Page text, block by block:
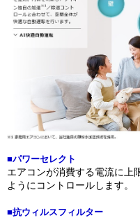
■パワーセレクト
エアコンが消費する電流に上
ようにコントロールします。
■抗ウィルスフィルター